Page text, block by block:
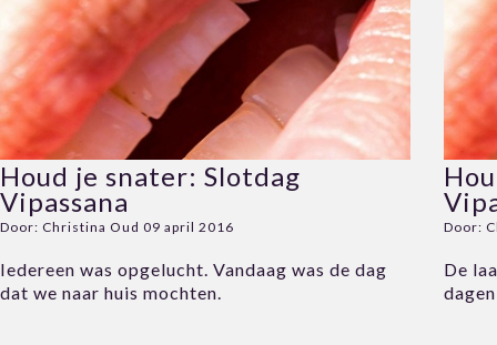
Houd je snater: Slotdag
Vipassana
Door: Christina Oud 09 april 2016
Iedereen was opgelucht. Vandaag was de dag
dat we naar huis mochten.
Door:
De